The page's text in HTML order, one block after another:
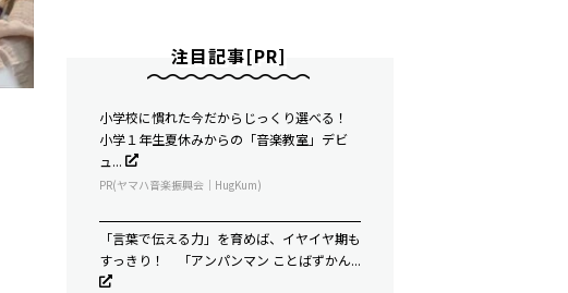
注目記事[PR]
小学校に慣れた今だからじっくり選べる！
小学１年生夏休みからの「音楽教室」デビ
ュ...
PR(ヤマハ音楽振興会｜HugKum)
「言葉で伝える力」を育めば、イヤイヤ期も
すっきり！ 「アンパンマン ことばずかん...